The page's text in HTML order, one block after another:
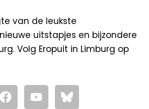
van de leukste
uitstapjes en bijzondere
Volg Eropuit in Limburg op
F
a
Y
o